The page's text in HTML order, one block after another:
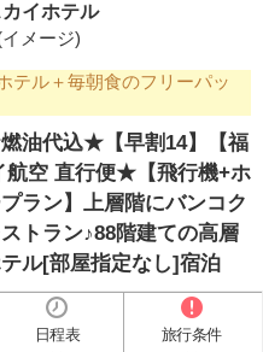
イホテル
メージ)
テル＋毎朝食のフリーパッ
油代込★【早割14】【福
航空 直行便★【飛行機+ホ
ラン】上層階にバンコク
トラン♪88階建ての高層
ル[部屋指定なし]宿泊
日程表 旅行条件